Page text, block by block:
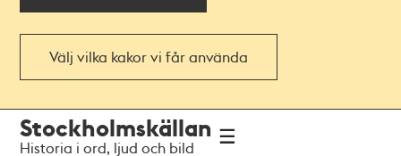
Välj vilka kakor vi får använda
navigationen
huvudinnehållet
Stockholmskällan
Historia i ord, ljud och bild